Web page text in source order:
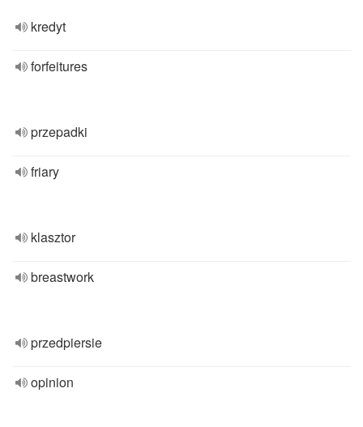
kredyt
forfeitures
przepadki
friary
klasztor
breastwork
przedpiersie
opinion